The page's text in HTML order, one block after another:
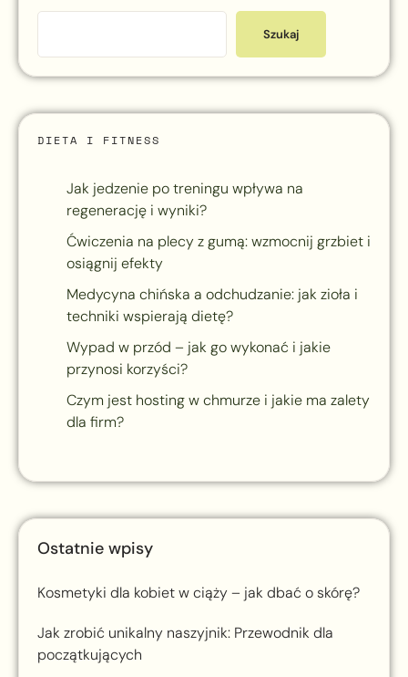
Szukaj
DIETA I FITNESS
Jak jedzenie po treningu wpływa na
regenerację i wyniki?
Ćwiczenia na plecy z gumą: wzmocnij grzbiet i
osiągnij efekty
Medycyna chińska a odchudzanie: jak zioła i
techniki wspierają dietę?
Wypad w przód – jak go wykonać i jakie
przynosi korzyści?
Czym jest hosting w chmurze i jakie ma zalety
dla firm?
Ostatnie wpisy
Kosmetyki dla kobiet w ciąży – jak dbać o skórę?
Jak zrobić unikalny naszyjnik: Przewodnik dla
początkujących